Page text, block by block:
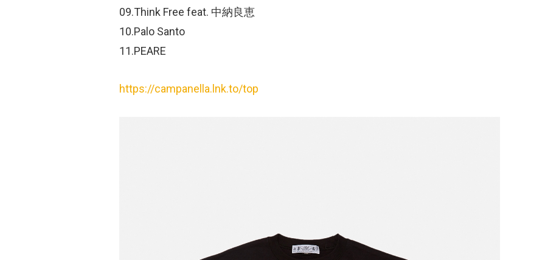
09.Think Free feat. 中納良恵
10.Palo Santo
11.PEARE
https://campanella.lnk.to/top